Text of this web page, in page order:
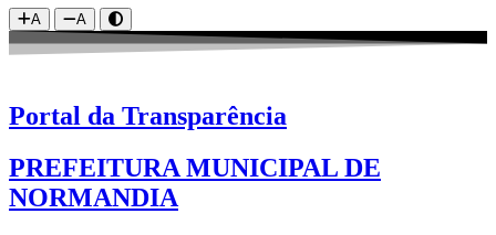
A A
Portal da Transparência
PREFEITURA MUNICIPAL DE
NORMANDIA